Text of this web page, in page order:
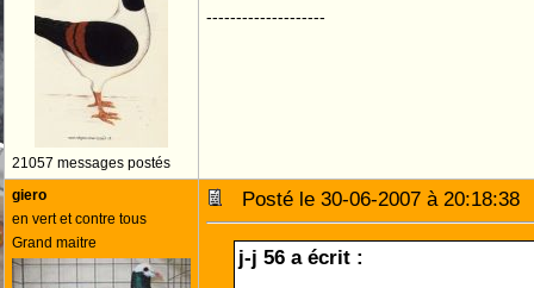
21057 messages postés
--------------------
giero
en vert et contre tous
Grand maitre
Posté le 30-06-2007 à
j-j 56 a écrit :